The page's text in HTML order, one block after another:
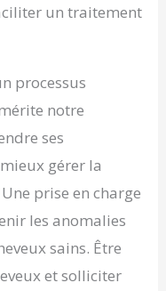
un traitement
processus
notre
ses
gérer la
prise en charge
les anomalies
sains. Être
et solliciter